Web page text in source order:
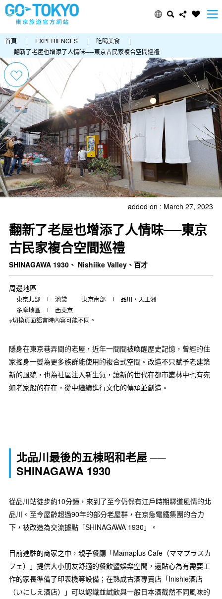
首頁 | EXPERIENCES | 吃喝美食
|
翻新了老屋也增添了人情味──東京古民家複合空間巡禮
added on : March 27, 2023
翻新了老屋也增添了人情味──東京
古民家複合空間巡禮
SHINAGAWA 1930、 Nishiike Valley、百才
周邊地區
東京北部 池袋 東京南部
品川・天王洲
多摩地區
西東京
※切換頁面語言時內容可能不同。
隱身在東京巷弄間的老屋，近年一間間被喚醒歷史記憶，曾經的住
家搖身一變為更多族群能使用的複合式空間。改造不只賦予老建築
新的風貌，也為社區注入新生氣，讓新的世代在都市叢林中也有宛
如老家般的存在，從中繼續進行文化的傳承並創造。
北品川最後的五棟昭和老屋 ──
SHINAGAWA 1930
從品川站徒步約10分鐘，來到了至今仍保有江戶時期驛道風情的北
品川。至今屋齡超過90年的部分老屋群，在京急電鐵集團的合力
下，被改造為交流據點「SHINAGAWA 1930」。
目前進駐的商家之中，親子餐廳「Mamaplus Cafe（ママプラスカ
フェ）」提供大小朋友舒適的餐飲暨娛樂空間，還貼心為有需要工
作的家長準備了印表機等設備；在熟成古酒專賣店「Inishie酒店
（いにしえ酒店）」可以認識並試飲與一般日本酒截然不同風味的